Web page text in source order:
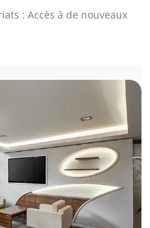
: Accès à de nouveaux